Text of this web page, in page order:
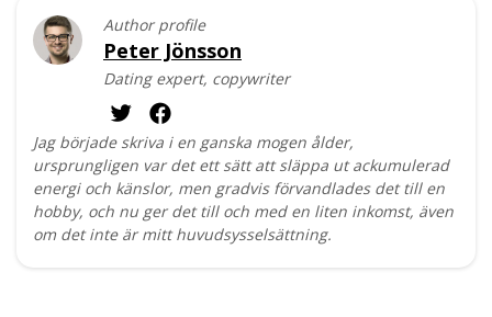
Author profile
Peter Jönsson
Dating expert, copywriter
Jag började skriva i en ganska mogen ålder,
ursprungligen var det ett sätt att släppa ut ackumulerad
energi och känslor, men gradvis förvandlades det till en
hobby, och nu ger det till och med en liten inkomst, även
om det inte är mitt huvudsysselsättning.